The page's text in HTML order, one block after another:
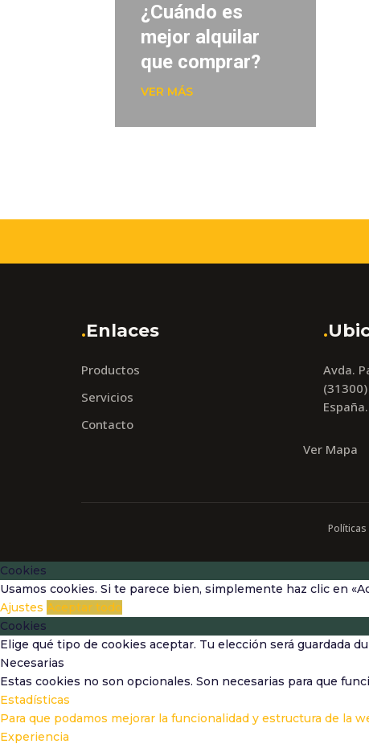
¿Cuándo es
mejor alquilar
que comprar?
VER MÁS
.Enlaces
Productos
Servicios
Contacto
.
Avda.
España.
Ver Mapa
Políticas
Cookies
Usamos cookies. Si te parece bien, simplemente haz clic en
Ajustes Aceptar todo
Cookies
Elige qué tipo de cookies aceptar. Tu elección será guardada
Necesarias
Estas cookies no son opcionales. Son necesarias para que
Estadísticas
Para que podamos mejorar la funcionalidad y estructura de la
Experiencia